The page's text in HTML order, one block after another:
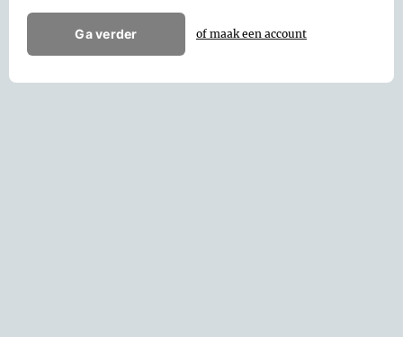
Ga verder of maak een account